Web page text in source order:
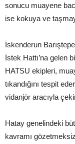
sonucu muayene
ise kokuya ve
İskenderun
İstek Hattı’na gelen
HATSU ekipleri,
tıkandığını tespit
vidanjör aracıyla
Hatay genelindeki
kavramı